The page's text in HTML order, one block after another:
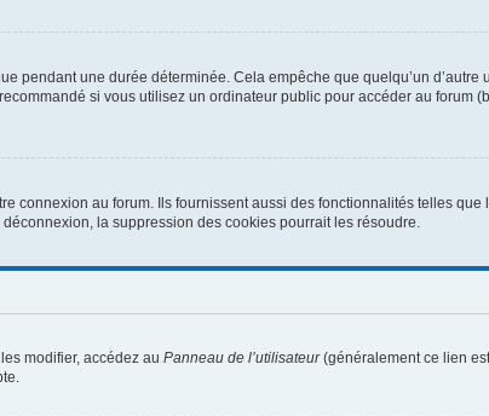
pendant une durée déterminée. Cela empêche que quelqu’un
si vous utilisez un ordinateur public pour accéder au forum
connexion au forum. Ils fournissent aussi des fonctionnalités telles
la suppression des cookies pourrait les résoudre.
modifier, accédez au Panneau de l’utilisateur(généralement ce lien